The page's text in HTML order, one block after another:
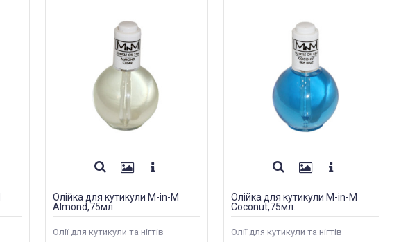
Олійка для кутикули M-in-M
Almond,75мл.
Олії для кутикули та нігтів
Олійка для кутикули M-in-M
Coconut,75мл.
Олії для кутикули та нігтів